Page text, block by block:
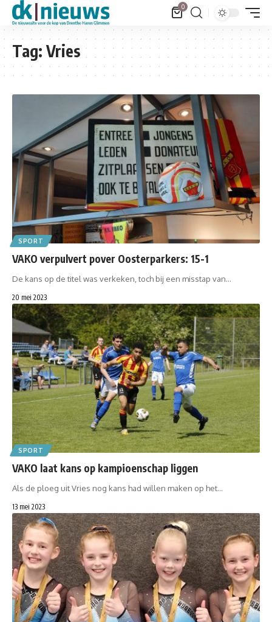
0
Tag: Vries
SPORT
VAKO verpulvert pover Oosterparkers: 15-1
De kans op de titel was verkeken, toch bij een misstap van…
20 mei 2023
SPORT
VAKO laat kans op kampioenschap liggen
Als de ploeg uit Vries nog kans had willen maken op het…
13 mei 2023